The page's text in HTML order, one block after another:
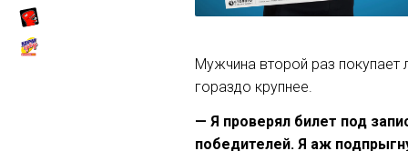
Мужчина второй раз покупает
гораздо крупнее.
— Я проверял билет под
победителей. Я аж